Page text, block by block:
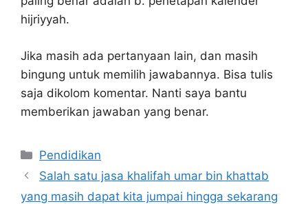
hijriyyah.
Jika masih ada pertanyaan lain, dan masih
bingung untuk memilih jawabannya. Bisa tulis
saja dikolom komentar. Nanti saya bantu
memberikan jawaban yang benar.
Kategori
Pendidikan
Salah satu jasa khalifah umar bin khattab
yang masih dapat kita jumpai hingga sekarang